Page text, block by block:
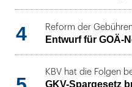
4 Reform der
Entwurf für GOÄ-
KBV hat die Folgen
GKV-Spargesetz